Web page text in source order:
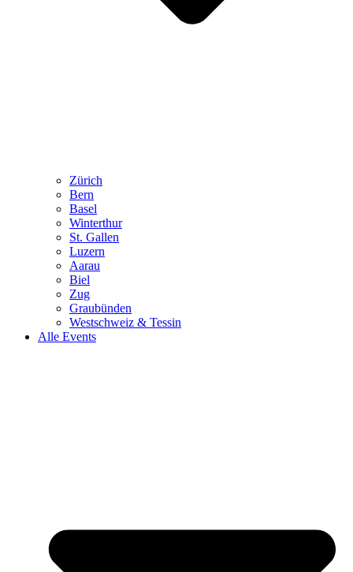
Zürich
Bern
Basel
Winterthur
St. Gallen
Luzern
Aarau
Biel
Zug
Graubünden
Westschweiz & Tessin
Alle Events